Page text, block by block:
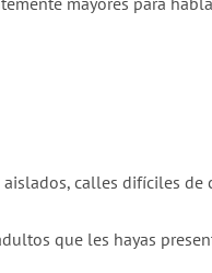
calles difíciles de
que les hayas